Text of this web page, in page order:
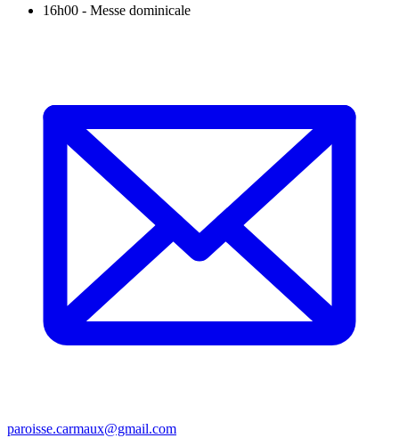
16h00 - Messe dominicale
paroisse.carmaux@gmail.com